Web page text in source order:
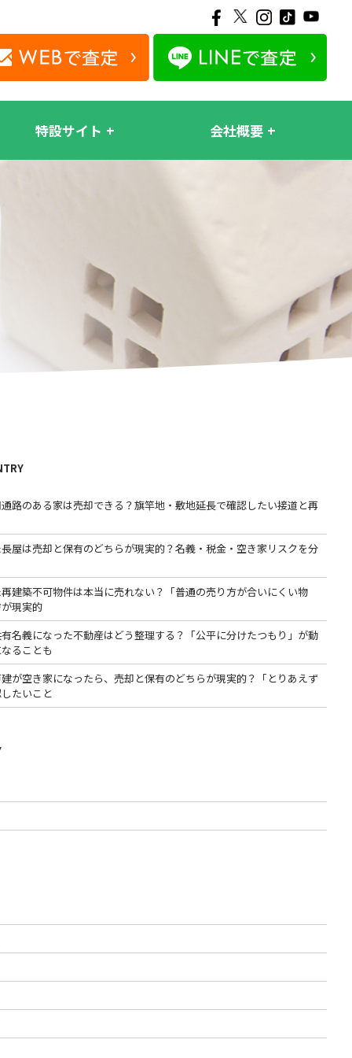
特設サイト 会社概要
通路のある家は売却できる？旗竿地・敷地延長で確認したい接道と再
屋は売却と保有のどちらが現実的？名義・税金・空き家リスクを分
建築不可物件は本当に売れない？「普通の売り方が合いにくい物
現実的
名義になった不動産はどう整理する？「公平に分けたつもり」が動
ることも
が空き家になったら、売却と保有のどちらが現実的？「とりあえず
たいこと